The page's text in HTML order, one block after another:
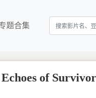
题合集
of